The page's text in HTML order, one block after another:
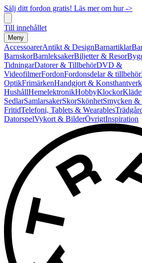
Sälj ditt fordon gratis! Läs mer om hur ->
Till innehållet
Meny
AccessoarerAntikt & DesignBarnartiklar
BarnskorBarnleksakerBiljetter & Resor
TidningarDatorer & TillbehörDVD &
VideofilmerFordonFordonsdelar & tillbehör
OptikFrimärkenHandgjort & Konsthantverk
HushållHemelektronikHobbyKlockor
SedlarSamlarsakerSkorSkönhetSmycken &
FritidTelefoni, Tablets & Wearables
DatorspelVykort & BilderÖvrigtInspiration